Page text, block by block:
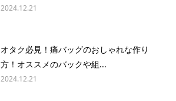
2024.12.21
オタク必見！痛バッグのおしゃれな作り
方！オススメのバックや組...
2024.12.21